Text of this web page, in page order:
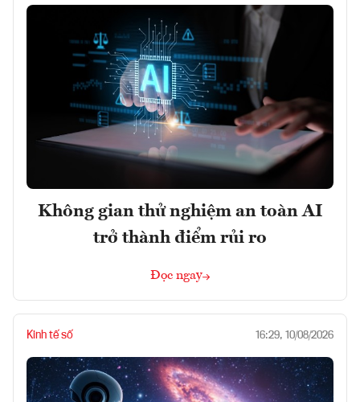
Không gian thử nghiệm an toàn AI
trở thành điểm rủi ro
Đọc ngay
Kinh tế số 16:29, 10/08/2026